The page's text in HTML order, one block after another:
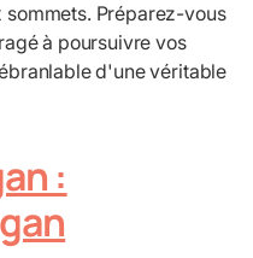
Préparez-vous
à poursuivre vos
d'une véritable
: